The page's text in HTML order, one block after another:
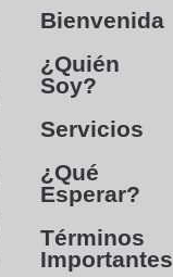
Bienvenida
¿Quién
Soy?
Servicios
¿Qué
Esperar?
Términos
Importantes